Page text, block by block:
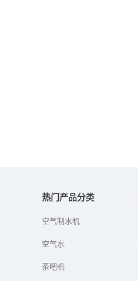
热门产品分类
空气制水机
空气水
茶吧机